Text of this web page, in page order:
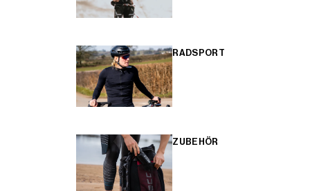
RADSPORT
ZUBEHÖR